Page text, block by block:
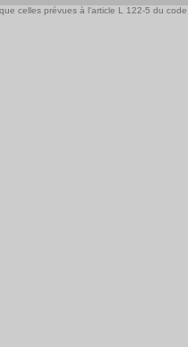
celles prévues à l'article L 122-5 du